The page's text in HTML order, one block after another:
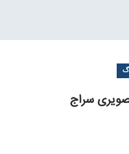
سراج